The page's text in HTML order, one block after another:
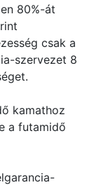
80%-át
csak a
szervezet 8
kamathoz
a futamidő